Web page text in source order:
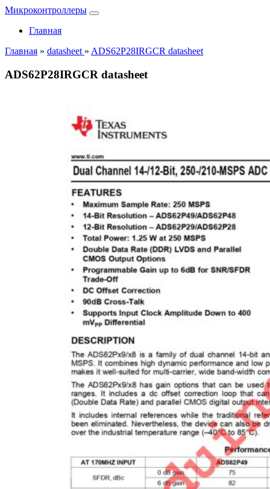
Микроконтроллеры
Главная
Главная » datasheet » ADS62P28IRGCR datasheet
ADS62P28IRGCR datasheet